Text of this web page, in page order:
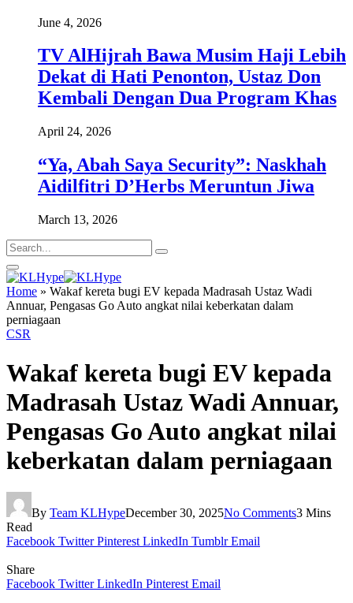
June 4, 2026
TV AlHijrah Bawa Musim Haji Lebih
Dekat di Hati Penonton, Ustaz Don
Kembali Dengan Dua Program Khas
April 24, 2026
“Ya, Abah Saya Security”: Naskhah
Aidilfitri D’Herbs Meruntun Jiwa
March 13, 2026
Home » Wakaf kereta bugi EV kepada Madrasah Ustaz Wadi
Annuar, Pengasas Go Auto angkat nilai keberkatan dalam
perniagaan
CSR
Wakaf kereta bugi EV kepada
Madrasah Ustaz Wadi Annuar,
Pengasas Go Auto angkat nilai
keberkatan dalam perniagaan
By Team KLHypeDecember 30, 2025No Comments3 Mins
Read
Facebook Twitter Pinterest LinkedIn Tumblr Email
Share
Facebook Twitter LinkedIn Pinterest Email